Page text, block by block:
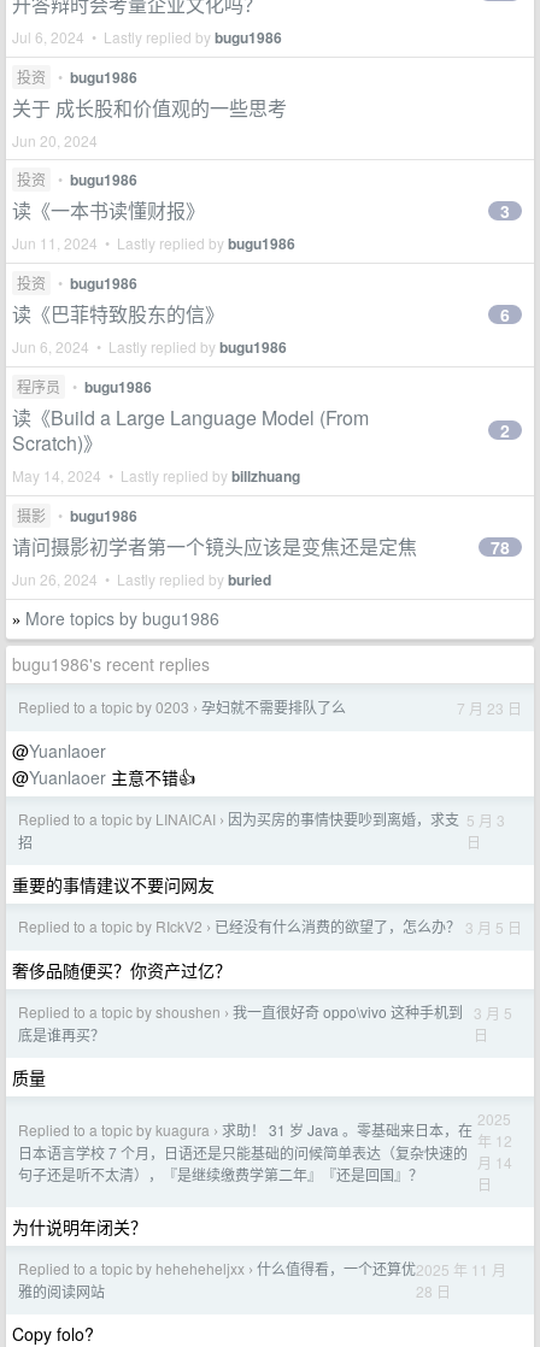
Jul 6, 2024 • Lastly replied bybugu1986
投资 • bugu1986
关于 成长股和价值观的一些思考
Jun 20, 2024
投资
• bugu1986
读《一本书读懂财报》
Jun 11, 2024 • Lastly replied bybugu1986
3
投资 • bugu1986
读《巴菲特致股东的信》
Jun 6, 2024 • Lastly replied bybugu1986
6
程序员 • bugu1986
读《Build a Large Language Model (From
Scratch)》
May 14, 2024 • Lastly replied bybillzhuang
2
摄影 • bugu1986
请问摄影初学者第一个镜头应该是变焦还是定焦
Jun 26, 2024 • Lastly replied byburied
78
» More topics by bugu1986
bugu1986's recent replies
Replied to a topic by 0203 › 孕妇就不需要排队了么 7 月 23 日
@Yuanlaoer
@Yuanlaoer 主意不错👍
Replied to a topic by LINAICAI › 因为买房的事情快要吵到离婚，求支
招
5 月 3
日
重要的事情建议不要问网友
Replied to a topic by RIckV2 › 已经没有什么消费的欲望了，怎么办？ 3 月 5 日
奢侈品随便买？你资产过亿？
Replied to a topic by shoushen › 我一直很好奇 oppo\vivo 这种手机到
底是谁再买？
3 月 5
日
质量
Replied to a topic by kuagura › 求助！ 31 岁 Java 。零基础来日本，在
日本语言学校 7 个月，日语还是只能基础的问候简单表达（复杂快速的
句子还是听不太清），『是继续缴费学第二年』『还是回国』？
2025
年 12
月 14
日
为什说明年闭关？
Replied to a topic by heheheheljxx › 什么值得看，一个还算优
雅的阅读网站
2025 年 11 月
28 日
Copy folo?